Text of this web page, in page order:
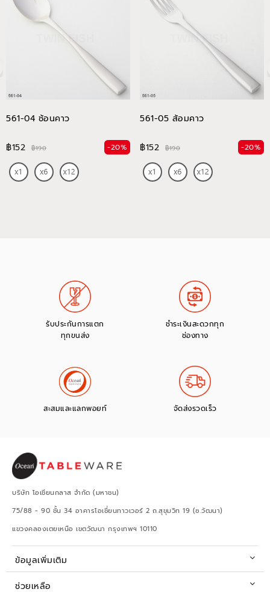
561-04 ช้อนคาว
฿152 ฿190 -20%
561-05 ส้อมคาว
฿152 ฿190 -20%
รับประกันการแตก
ทุกขนส่ง
ชำระเงินสะดวกทุก
ช่องทาง
สะสมและแลกพอยท์ จัดส่งรวดเร็ว
บริษัท โอเชียนกลาส จำกัด (มหาชน)
75/88 - 90 ชั้น 34 อาคารโอเชี่ยนทาวเวอร์ 2 ถ.สุขุมวิท 19 (ซ.วัฒนา)
แขวงคลองเตยเหนือ เขตวัฒนา กรุงเทพฯ 10110
ข้อมูลเพิ่มเติม
ช่วยเหลือ